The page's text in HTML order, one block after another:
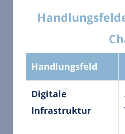
Handlungsfeld
Digitale
Infrastruktur